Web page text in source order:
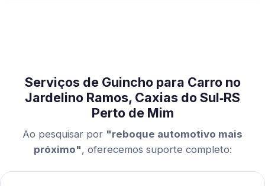
Serviços de Guincho para Carro no
Jardelino Ramos, Caxias do Sul‑RS
Perto de Mim
Ao pesquisar por "reboque automotivo mais
próximo", oferecemos suporte completo: